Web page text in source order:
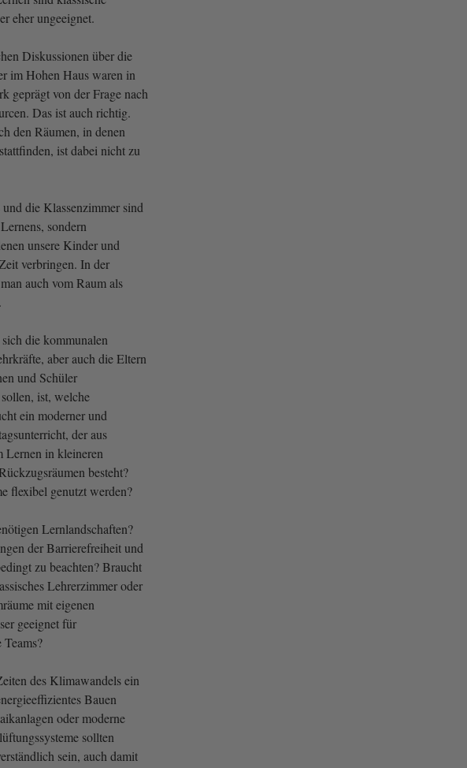
eher ungeeignet.
Diskussionen über die
im Hohen Haus waren in
geprägt von der Frage nach
Das ist auch richtig.
den Räumen, in denen
ist dabei nicht zu
die Klassenzimmer sind
sondern
unsere Kinder und
verbringen. In der
auch vom Raum als
die kommunalen
aber auch die Eltern
und Schüler
ist, welche
ein moderner und
der aus
Lernen in kleineren
besteht?
flexibel genutzt werden?
Lernlandschaften?
der Barrierefreiheit und
zu beachten? Braucht
Lehrerzimmer oder
mit eigenen
geeignet für
des Klimawandels ein
Bauen
oder moderne
sollten
sein, auch damit